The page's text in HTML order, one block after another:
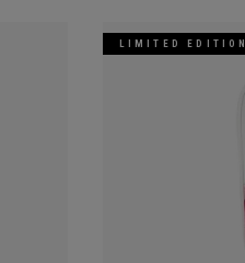
LIMITED EDITION